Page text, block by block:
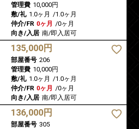
管理費 10,000円
敷/礼 1.0ヶ月 /1.0ヶ月
仲介/FR 0ヶ月 /0ヶ月
向き/入居 南/即入居可
135,000円
部屋番号 206
管理費 10,000円
敷/礼 1.0ヶ月 /1.0ヶ月
仲介/FR 0ヶ月 /0ヶ月
向き/入居 南/即入居可
136,000円
部屋番号 305